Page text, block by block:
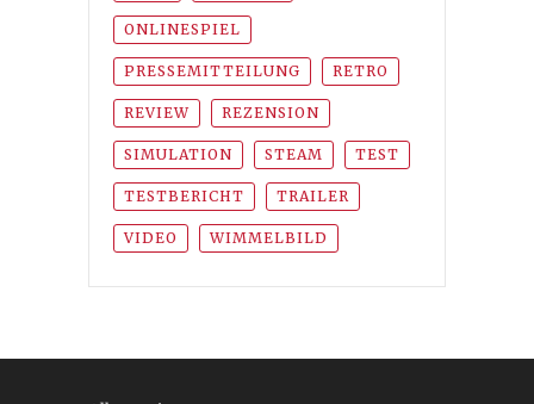
ONLINESPIEL
PRESSEMITTEILUNG RETRO
REVIEW REZENSION
SIMULATION STEAM TEST
TESTBERICHT TRAILER
VIDEO WIMMELBILD